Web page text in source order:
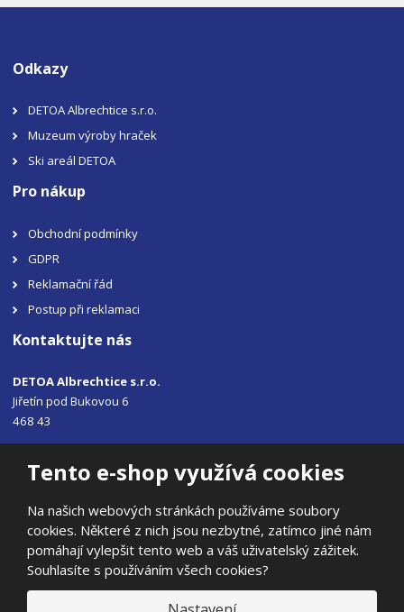
Tento e-shop využívá cookies
Na našich webových stránkách používáme soubory
cookies. Některé z nich jsou nezbytné, zatímco jiné nám
pomáhají vylepšit tento web a váš uživatelský zážitek.
Souhlasíte s používáním všech cookies?
Odkazy
DETOA Albrechtice s.r.o.
Muzeum výroby hraček
Ski areál DETOA
Pro nákup
Obchodní podmínky
GDPR
Reklamační řád
Postup při reklamaci
Kontaktujte nás
DETOA Albrechtice s.r.o.
Jiřetín pod Bukovou 6
468 43
Email:sales@detoa.cz
Ochrana osobních údajů